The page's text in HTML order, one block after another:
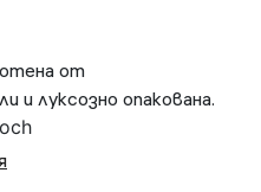
от
и луксозно опакована.